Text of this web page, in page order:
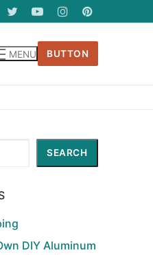
MENU BUTTON
SEARCH
DIY Aluminum